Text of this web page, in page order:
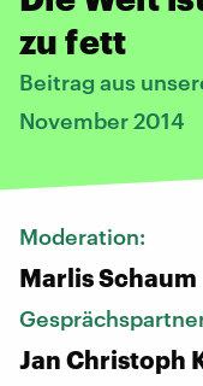
zu fett
Beitrag aus
November 2014
Moderation:
Marlis Schaum
Jan Christoph